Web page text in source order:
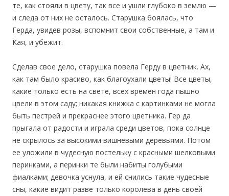
те, как стояли в цвету, так все и ушли глубоко в землю —
и следа от них не осталось. Старушка боялась, что
Герда, увидев розы, вспомнит свои собственные, а там и
Кая, и убежит.
Сделав свое дело, старушка повела Герду в цветник. Ах,
как там было красиво, как благоухали цветы! Все цветы,
какие только есть на свете, всех времен года пышно
цвели в этом саду; никакая книжка с картинками не могла
быть пестрей и прекраснее этого цветника. Гер да
прыгала от радости и играла среди цветов, пока солнце
не скрылось за высокими вишневыми деревьями. Потом
ее уложили в чудесную постельку с красными шелковыми
перинками, а перинки те были набиты голубыми
фиалками; девочка уснула, и ей снились такие чудесные
сны, какие видит разве только королева в день своей